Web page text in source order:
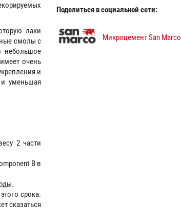
лаки
смолы с
небольшое
очень
и
уменьшая
2 части
B в
срока.
сказаться
Поделиться в социальной сети:
Микроцемент San Marco